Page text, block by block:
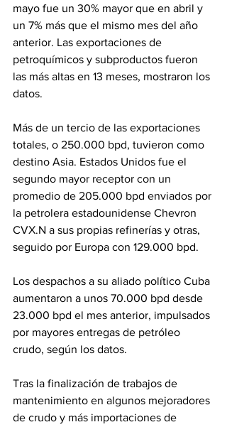
mayo fue un 30% mayor que en abril y
un 7% más que el mismo mes del año
anterior. Las exportaciones de
petroquímicos y subproductos fueron
las más altas en 13 meses, mostraron los
datos.
Más de un tercio de las exportaciones
totales, o 250.000 bpd, tuvieron como
destino Asia. Estados Unidos fue el
segundo mayor receptor con un
promedio de 205.000 bpd enviados por
la petrolera estadounidense Chevron
CVX.N a sus propias refinerías y otras,
seguido por Europa con 129.000 bpd.
Los despachos a su aliado político Cuba
aumentaron a unos 70.000 bpd desde
23.000 bpd el mes anterior, impulsados
por mayores entregas de petróleo
crudo, según los datos.
Tras la finalización de trabajos de
mantenimiento en algunos mejoradores
de crudo y más importaciones de